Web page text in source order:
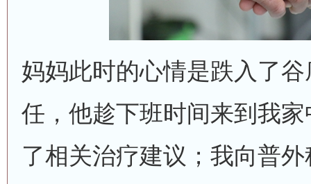
妈妈此时的心情是跌入了
任，他趁下班时间来到我
了相关治疗建议；我向普